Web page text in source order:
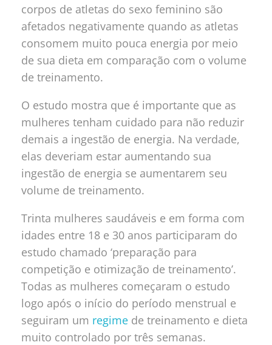
corpos de atletas do sexo feminino são
afetados negativamente quando as atletas
consomem muito pouca energia por meio
de sua dieta em comparação com o volume
de treinamento.
O estudo mostra que é importante que as
mulheres tenham cuidado para não reduzir
demais a ingestão de energia. Na verdade,
elas deveriam estar aumentando sua
ingestão de energia se aumentarem seu
volume de treinamento.
Trinta mulheres saudáveis e em forma com
idades entre 18 e 30 anos participaram do
estudo chamado ‘preparação para
competição e otimização de treinamento’.
Todas as mulheres começaram o estudo
logo após o início do período menstrual e
seguiram um regime de treinamento e dieta
muito controlado por três semanas.